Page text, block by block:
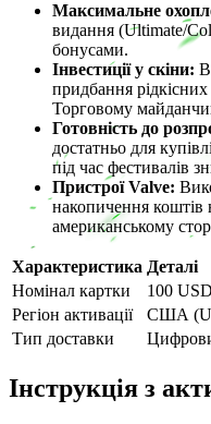
Максимальне
видання (Ultimate/
бонусами.
Інвестиції у скіни:
придбання
Торговому
Готовність до
достатньо для
під час фестивалів
Пристрої Valve:
накопичення коштів
американському
Характеристика Деталі
Номінал картки
100
Регіон активації
США
Тип доставки
Інструкція з